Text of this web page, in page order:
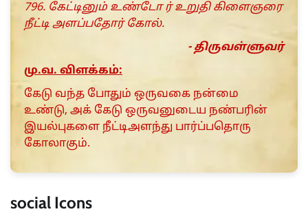
796. கேட்டினும் உண்டோ ர் உறுதி கிளைஞரை
நீட்டி அளப்பதோர் கோல்.
- திருவள்ளுவர்
மு.வ. விளக்கம்:
கேடு வந்த போதும் ஒருவகை நன்மை
உண்டு, அக் கேடு ஒருவனுடைய நண்பரின்
இயல்புகளை நீட்டிஅளந்து பார்ப்பதொரு
கோலாகும்.
social Icons